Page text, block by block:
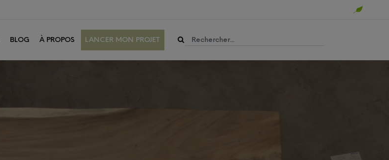
BLOG À PROPOS LANCER MON PROJET